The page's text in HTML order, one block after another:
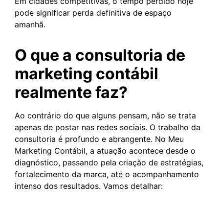
pode significar perda definitiva de espaço
amanhã.
O que a consultoria de
marketing contábil
realmente faz?
Ao contrário do que alguns pensam, não se trata
apenas de postar nas redes sociais. O trabalho da
consultoria é profundo e abrangente. No Meu
Marketing Contábil, a atuação acontece desde o
diagnóstico, passando pela criação de estratégias,
fortalecimento da marca, até o acompanhamento
intenso dos resultados. Vamos detalhar: